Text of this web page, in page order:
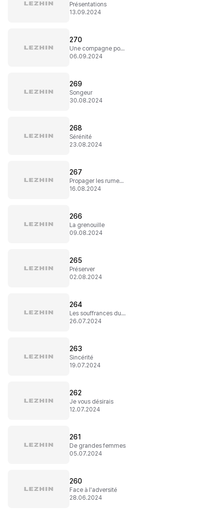
Présentations
13.09.2024
270
Une compagne pour la vie
06.09.2024
269
Songeur
30.08.2024
268
Sérénité
23.08.2024
267
Propager les rumeurs
16.08.2024
266
La grenouille
09.08.2024
265
Préserver
02.08.2024
264
Les souffrances du passé
26.07.2024
263
Sincérité
19.07.2024
262
Je vous désirais
12.07.2024
261
De grandes femmes
05.07.2024
260
Face à l'adversité
28.06.2024